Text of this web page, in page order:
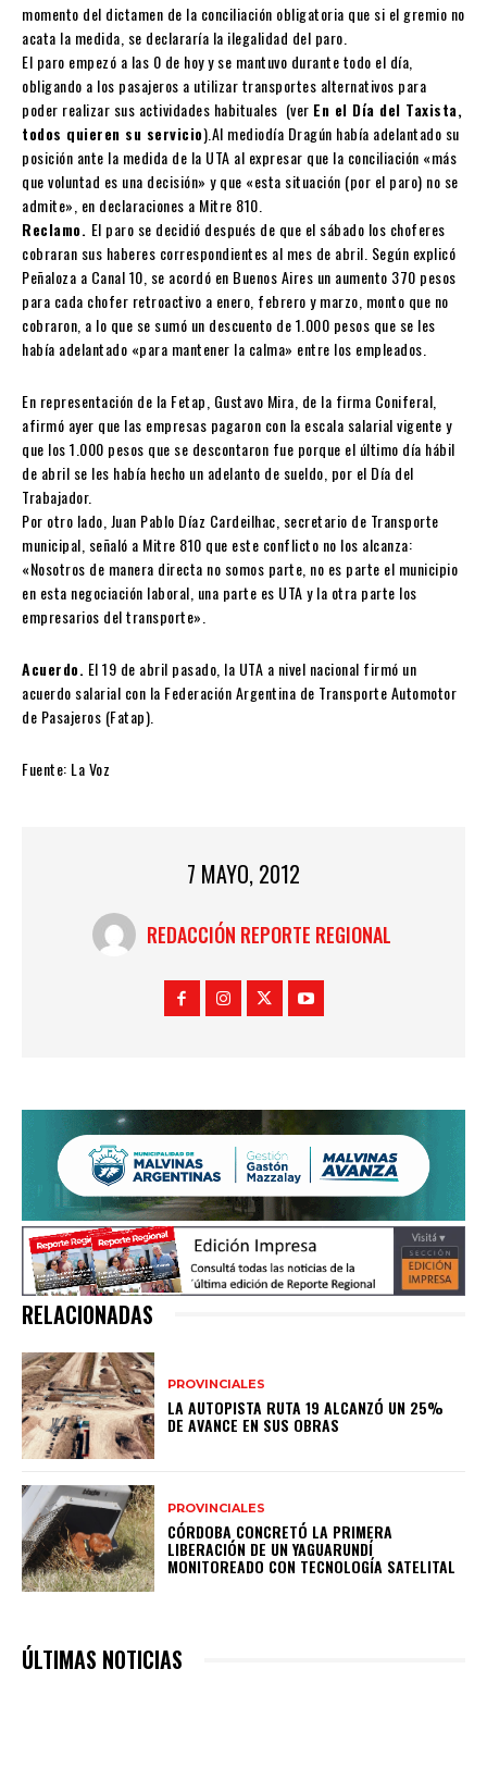
momento del dictamen de la conciliación obligatoria que si el gremio no
acata la medida, se declararía la ilegalidad del paro.
El paro empezó a las 0 de hoy y se mantuvo durante todo el día,
obligando a los pasajeros a utilizar transportes alternativos para
poder realizar sus actividades habituales (ver En el Día del Taxista,
todos quieren su servicio).Al mediodía Dragún había adelantado su
posición ante la medida de la UTA al expresar que la conciliación «más
que voluntad es una decisión» y que «esta situación (por el paro) no se
admite», en declaraciones a Mitre 810.
Reclamo. El paro se decidió después de que el sábado los choferes
cobraran sus haberes correspondientes al mes de abril. Según explicó
Peñaloza a Canal 10, se acordó en Buenos Aires un aumento 370 pesos
para cada chofer retroactivo a enero, febrero y marzo, monto que no
cobraron, a lo que se sumó un descuento de 1.000 pesos que se les
había adelantado «para mantener la calma» entre los empleados.
En representación de la Fetap, Gustavo Mira, de la firma Coniferal,
afirmó ayer que las empresas pagaron con la escala salarial vigente y
que los 1.000 pesos que se descontaron fue porque el último día hábil
de abril se les había hecho un adelanto de sueldo, por el Día del
Trabajador.
Por otro lado, Juan Pablo Díaz Cardeilhac, secretario de Transporte
municipal, señaló a Mitre 810 que este conflicto no los alcanza:
«Nosotros de manera directa no somos parte, no es parte el municipio
en esta negociación laboral, una parte es UTA y la otra parte los
empresarios del transporte».
Acuerdo. El 19 de abril pasado, la UTA a nivel nacional firmó un
acuerdo salarial con la Federación Argentina de Transporte Automotor
de Pasajeros (Fatap).
Fuente: La Voz
7 MAYO, 2012
REDACCIÓN REPORTE REGIONAL
RELACIONADAS
PROVINCIALES
LA AUTOPISTA RUTA 19 ALCANZÓ UN 25%
DE AVANCE EN SUS OBRAS
PROVINCIALES
CÓRDOBA CONCRETÓ LA PRIMERA
LIBERACIÓN DE UN YAGUARUNDÍ
MONITOREADO CON TECNOLOGÍA SATELITAL
ÚLTIMAS NOTICIAS